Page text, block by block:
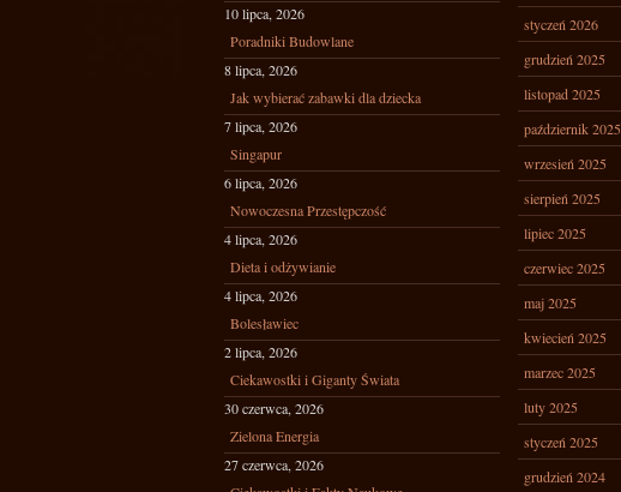
10 lipca, 2026
Poradniki Budowlane
8 lipca, 2026
Jak wybierać zabawki dla dziecka
7 lipca, 2026
Singapur
6 lipca, 2026
Nowoczesna Przestępczość
4 lipca, 2026
Dieta i odżywianie
4 lipca, 2026
Bolesławiec
2 lipca, 2026
Ciekawostki i Giganty Świata
30 czerwca, 2026
Zielona Energia
27 czerwca, 2026
styczeń 2026
grudzień 2025
listopad 2025
październik 2025
wrzesień 2025
sierpień 2025
lipiec 2025
czerwiec 2025
maj 2025
kwiecień 2025
marzec 2025
luty 2025
styczeń 2025
grudzień 2024